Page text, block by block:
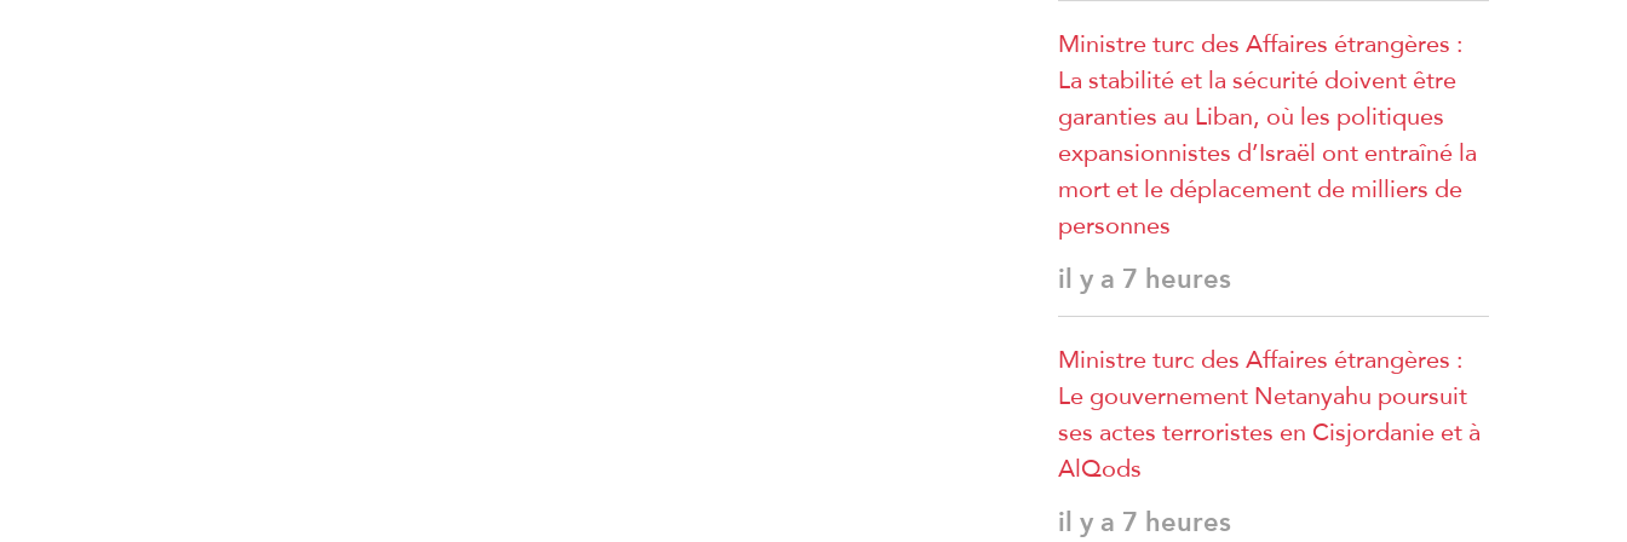
Ministre turc des Affaires étrangères :
La stabilité et la sécurité doivent être
garanties au Liban, où les politiques
expansionnistes d’Israël ont entraîné la
mort et le déplacement de milliers de
personnes
il y a 7 heures
Ministre turc des Affaires étrangères :
Le gouvernement Netanyahu poursuit
ses actes terroristes en Cisjordanie et à
AlQods
il y a 7 heures